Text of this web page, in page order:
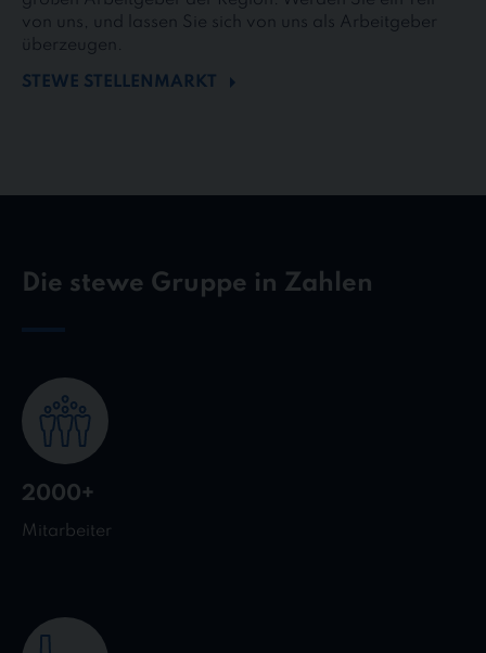
von uns, und lassen Sie sich von uns als Arbeitgeber
überzeugen.
STEWE STELLENMARKT
Die stewe Gruppe in Zahlen
2000+
Mitarbeiter